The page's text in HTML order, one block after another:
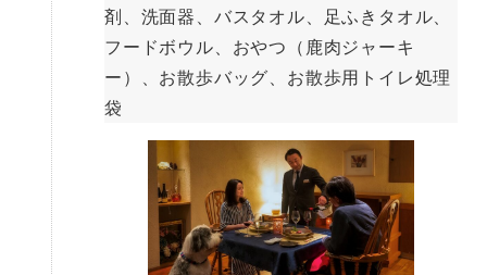
剤、洗面器、バスタオル、足ふきタオル、
フードボウル、おやつ（鹿肉ジャーキ
ー）、お散歩バッグ、お散歩用トイレ処理
袋